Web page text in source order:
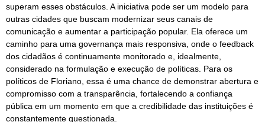
superam esses obstáculos. A iniciativa pode ser um modelo para
outras cidades que buscam modernizar seus canais de
comunicação e aumentar a participação popular. Ela oferece um
caminho para uma governança mais responsiva, onde o feedback
dos cidadãos é continuamente monitorado e, idealmente,
considerado na formulação e execução de políticas. Para os
políticos de Floriano, essa é uma chance de demonstrar abertura e
compromisso com a transparência, fortalecendo a confiança
pública em um momento em que a credibilidade das instituições é
constantemente questionada.